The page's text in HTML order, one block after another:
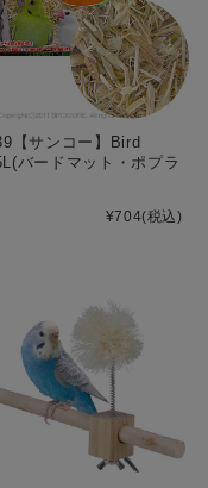
【サンコー】Bird
バードマット・ポプラ
¥704(税込)